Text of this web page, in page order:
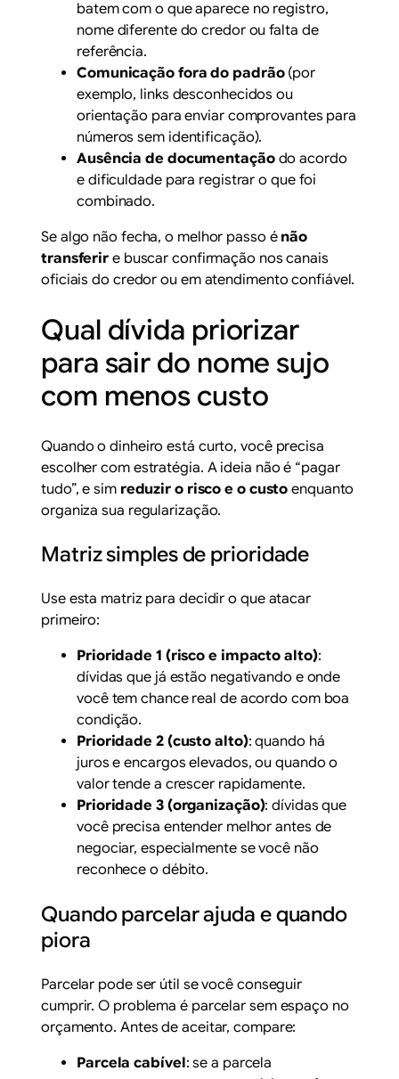
batem com o que aparece no registro,
nome diferente do credor ou falta de
referência.
Comunicação fora do padrão(por
exemplo, links desconhecidos ou
orientação para enviar comprovantes para
números sem identificação).
Ausência de documentaçãodo acordo
e dificuldade para registrar o que foi
combinado.
Se algo não fecha, o melhor passo é não
transferir e buscar confirmação nos canais
oficiais do credor ou em atendimento confiável.
Qual dívida priorizar
para sair do nome sujo
com menos custo
Quando o dinheiro está curto, você precisa
escolher com estratégia. A ideia não é “pagar
tudo”, e sim reduzir o risco e o custo enquanto
organiza sua regularização.
Matriz simples de prioridade
Use esta matriz para decidir o que atacar
primeiro:
Prioridade 1 (risco e impacto alto):
dívidas que já estão negativando e onde
você tem chance real de acordo com boa
condição.
Prioridade 2 (custo alto): quando há
juros e encargos elevados, ou quando o
valor tende a crescer rapidamente.
Prioridade 3 (organização): dívidas que
você precisa entender melhor antes de
negociar, especialmente se você não
reconhece o débito.
Quando parcelar ajuda e quando
piora
Parcelar pode ser útil se você conseguir
cumprir. O problema é parcelar sem espaço no
orçamento. Antes de aceitar, compare:
Parcela cabível: se a parcela